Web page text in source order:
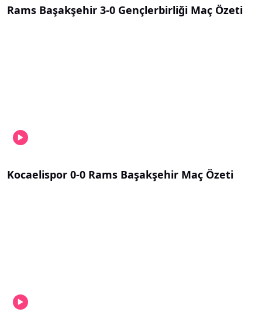
Rams Başakşehir 3-0 Gençlerbirliği Maç Özeti
Kocaelispor 0-0 Rams Başakşehir Maç Özeti